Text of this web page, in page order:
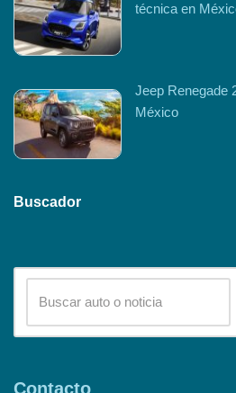
técnica en
Jeep Renegade
México
Buscador
Contacto